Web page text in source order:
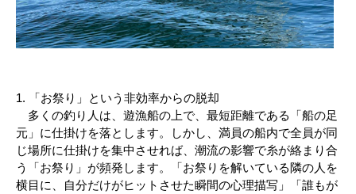
1. 「お祭り」という非効率からの脱却
多くの釣り人は、遊漁船の上で、最短距離である「船の足
元」に仕掛けを落とします。しかし、満員の船内で全員が同
じ場所に仕掛けを集中させれば、潮流の影響で糸が絡まり合
う「お祭り」が頻発します。「お祭りを解いている隣の人を
横目に、自分だけがヒットさせた瞬間の心理描写」「誰もが